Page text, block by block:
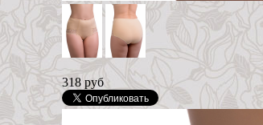
318 руб